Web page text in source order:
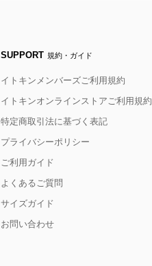
SUPPORT 規約・ガイド
イトキンメンバーズご利用規約
イトキンオンラインストアご利用規約
特定商取引法に基づく表記
プライバシーポリシー
ご利用ガイド
よくあるご質問
サイズガイド
お問い合わせ